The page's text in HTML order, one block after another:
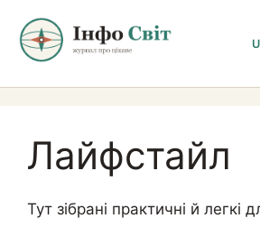
вмісту
Лайфстайл
Тут зібрані практичні й легкі